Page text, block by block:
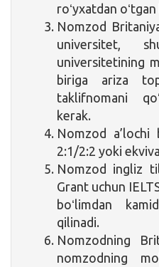
roʻyxatdan
Nomzod
universitet,
universitetining
biriga ariza
taklifnomani
kerak.
Nomzod a’lochi
2:1/2:2 yoki
Nomzod ingliz
Grant uchun
boʻlimdan
qilinadi.
Nomzodning
nomzodning